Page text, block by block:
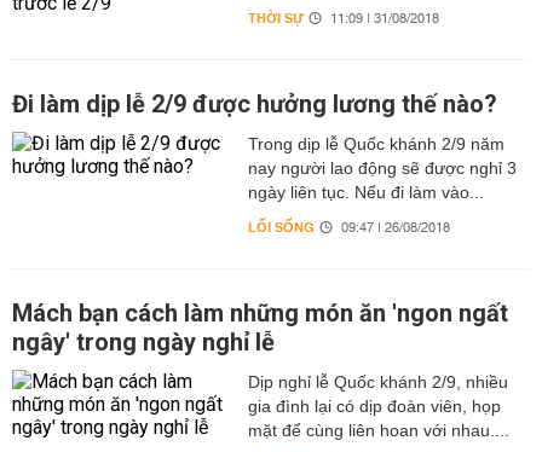
THỜI SỰ 11:09 | 31/08/2018
Đi làm dịp lễ 2/9 được hưởng lương thế nào?
Trong dịp lễ Quốc khánh 2/9 năm
nay người lao động sẽ được nghỉ 3
ngày liên tục. Nếu đi làm vào...
LỐI SỐNG 09:47 | 26/08/2018
Mách bạn cách làm những món ăn 'ngon ngất
ngây' trong ngày nghỉ lễ
Dịp nghỉ lễ Quốc khánh 2/9, nhiều
gia đình lại có dịp đoàn viên, họp
mặt để cùng liên hoan với nhau....